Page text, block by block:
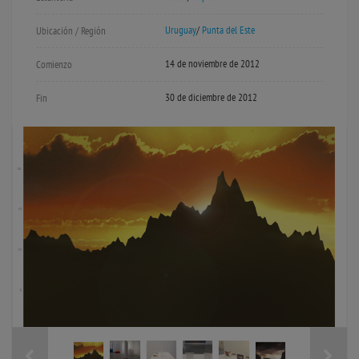
Ubicación / Región Uruguay/ Punta del Este
Comienzo 14 de noviembre de 2012
Fin 30 de diciembre de 2012